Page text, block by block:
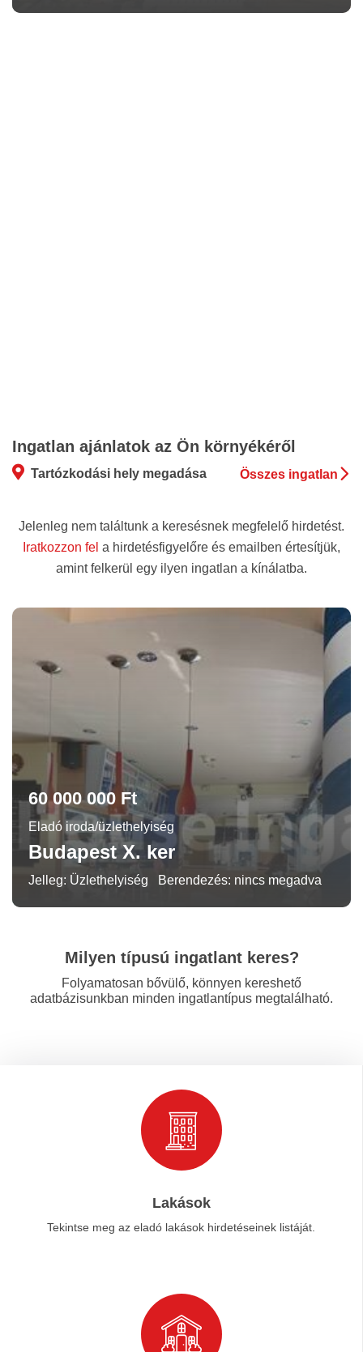
Ingatlan ajánlatok az Ön környékéről
Tartózkodási hely megadása Összes ingatlan
Jelenleg nem találtunk a keresésnek megfelelő hirdetést.
Iratkozzon fel a hirdetésfigyelőre és emailben értesítjük,
amint felkerül egy ilyen ingatlan a kínálatba.
60 000 000 Ft
Eladó iroda/üzlethelyiség
Budapest X. ker
Jelleg: Üzlethelyiség Berendezés: nincs megadva
Milyen típusú ingatlant keres?
Folyamatosan bővülő, könnyen kereshető
adatbázisunkban minden ingatlantípus megtalálható.
Lakások
Tekintse meg az eladó lakások hirdetéseinek listáját.